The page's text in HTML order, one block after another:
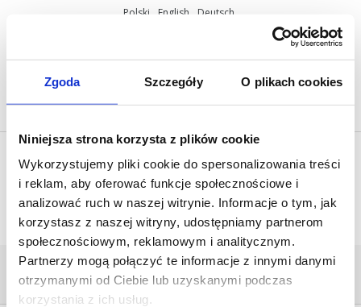
Zgoda Szczegóły O plikach cookies
Niniejsza strona korzysta z plików cookie
Wykorzystujemy pliki cookie do spersonalizowania treści
i reklam, aby oferować funkcje społecznościowe i
analizować ruch w naszej witrynie. Informacje o tym, jak
korzystasz z naszej witryny, udostępniamy partnerom
społecznościowym, reklamowym i analitycznym.
Partnerzy mogą połączyć te informacje z innymi danymi
otrzymanymi od Ciebie lub uzyskanymi podczas
korzystania z ich usług.
Polski English Deutsch
+48 61 825 81 11
info@mobilus.pl
MODUL_C-SW
Home/MOBILUS C-MR /modul_c-sw